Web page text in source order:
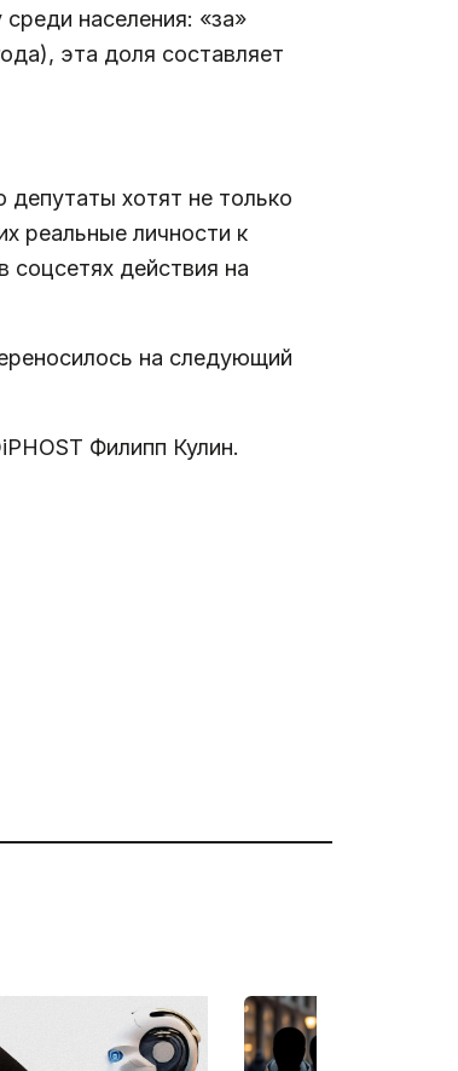
населения: «за»
эта доля составляет
депутаты хотят не только
реальные личности к
действия на
на следующий
Филипп Кулин.